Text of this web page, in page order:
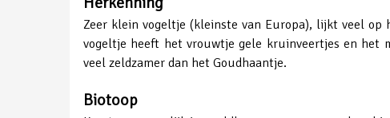
Zeer klein vogeltje (kleinste van Europa), lijkt veel
vogeltje heeft het vrouwtje gele kruinveertjes en het
veel zeldzamer dan het Goudhaantje.
Biotoop